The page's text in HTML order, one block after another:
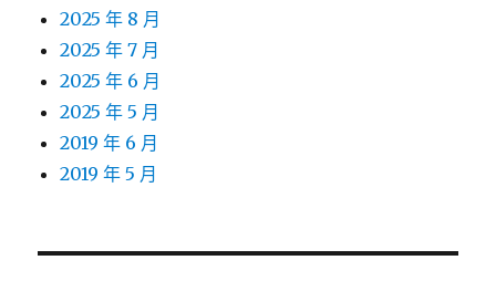
2025 年 8 月
2025 年 7 月
2025 年 6 月
2025 年 5 月
2019 年 6 月
2019 年 5 月